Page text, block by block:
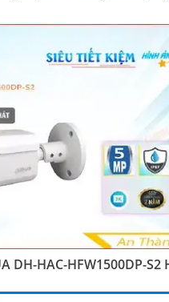
DH-HAC-HFW1500DP-S2